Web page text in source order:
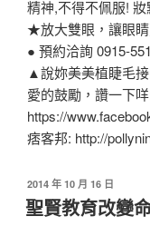
精神,不得不佩服!
★放大雙眼，讓眼睛
● 預約洽詢 0915-
▲說妳美美植睫毛
愛的鼓勵，讚一下
https://
痞客邦: http://
發
佈
於
2014 年 10 月 16 日
聖賢教育改變